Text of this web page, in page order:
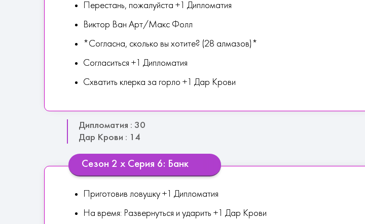
Перестань, пожалуйста +1 Дипломатия
Виктор Ван Арт/Макс Фолл
*Согласна, сколько вы хотите? (28 алмазов)*
Согласиться +1 Дипломатия
Схватить клерка за горло +1 Дар Крови
Дипломатия : 30
Дар Крови : 14
Сезон 2 х Серия 6: Банк
Приготовив ловушку +1 Дипломатия
На время: Развернуться и ударить +1 Дар Крови